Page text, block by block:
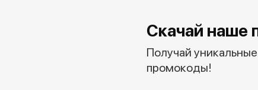
Скачай наше
Получай
промокоды!